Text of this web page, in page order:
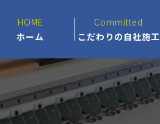
HOME
ホーム
Committed
こだわりの自社施工